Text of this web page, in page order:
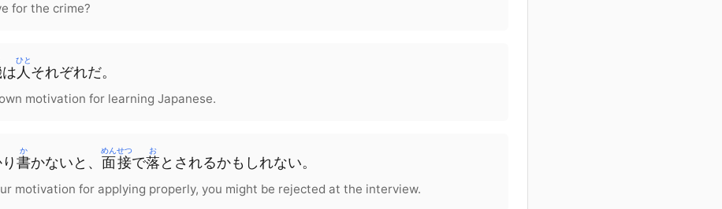
for the crime?
は 人
ひと
それぞれだ。
motivation for learning Japanese.
書
か
かないと、 面接
めんせつ
で落
お
とされるかもしれない。
motivation for applying properly, you might be rejected at the interview.